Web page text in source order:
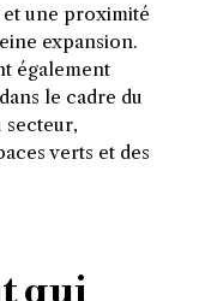
et une proximité
expansion.
également
le cadre du
secteur,
verts et des